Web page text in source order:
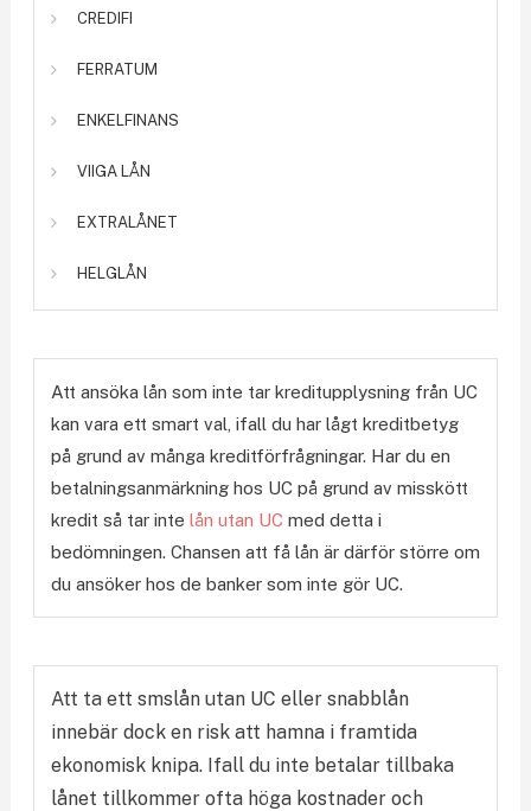
CREDIFI
FERRATUM
ENKELFINANS
VIIGA LÅN
EXTRALÅNET
HELGLÅN
Att ansöka lån som inte tar kreditupplysning från UC
kan vara ett smart val, ifall du har lågt kreditbetyg
på grund av många kreditförfrågningar. Har du en
betalningsanmärkning hos UC på grund av misskött
kredit så tar inte lån utan UC med detta i
bedömningen. Chansen att få lån är därför större om
du ansöker hos de banker som inte gör UC.
Att ta ett smslån utan UC eller snabblån
innebär dock en risk att hamna i framtida
ekonomisk knipa. Ifall du inte betalar tillbaka
lånet tillkommer ofta höga kostnader och